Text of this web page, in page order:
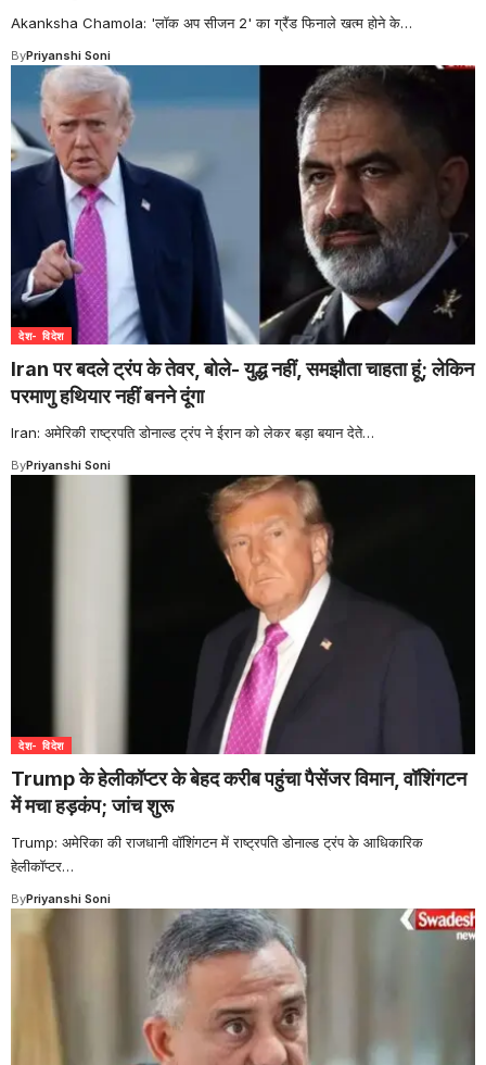
Akanksha Chamola: 'लॉक अप सीजन 2' का ग्रैंड फिनाले खत्म होने के…
ByPriyanshi Soni
देश- विदेश
Iran पर बदले ट्रंप के तेवर, बोले- युद्ध नहीं, समझौता चाहता हूं; लेकिन
परमाणु हथियार नहीं बनने दूंगा
Iran: अमेरिकी राष्ट्रपति डोनाल्ड ट्रंप ने ईरान को लेकर बड़ा बयान देते…
ByPriyanshi Soni
देश- विदेश
Trump के हेलीकॉप्टर के बेहद करीब पहुंचा पैसेंजर विमान, वॉशिंगटन
में मचा हड़कंप; जांच शुरू
Trump: अमेरिका की राजधानी वॉशिंगटन में राष्ट्रपति डोनाल्ड ट्रंप के आधिकारिक
हेलीकॉप्टर…
ByPriyanshi Soni